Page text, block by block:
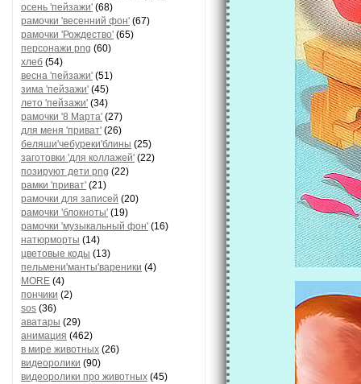
осень 'пейзажи' (68)
рамочки 'весенний фон' (67)
рамочки 'Рождество' (65)
персонажи png (60)
хлеб (54)
весна 'пейзажи' (51)
зима 'пейзажи' (45)
лето 'пейзажи' (34)
рамочки '8 Марта' (27)
для меня 'приват' (26)
беляши'чебуреки'блины (25)
заготовки 'для коллажей' (22)
позируют дети png (22)
рамки 'приват' (21)
рамочки для записей (20)
рамочки 'блокноты' (19)
рамочки 'музыкальный фон' (16)
натюрморты (14)
цветовые коды (13)
пельмени'манты'вареники (4)
MORE (4)
пончики (2)
sos (36)
аватары (29)
анимация (462)
в мире животных (26)
видеоролики (90)
видеоролики про животных (45)